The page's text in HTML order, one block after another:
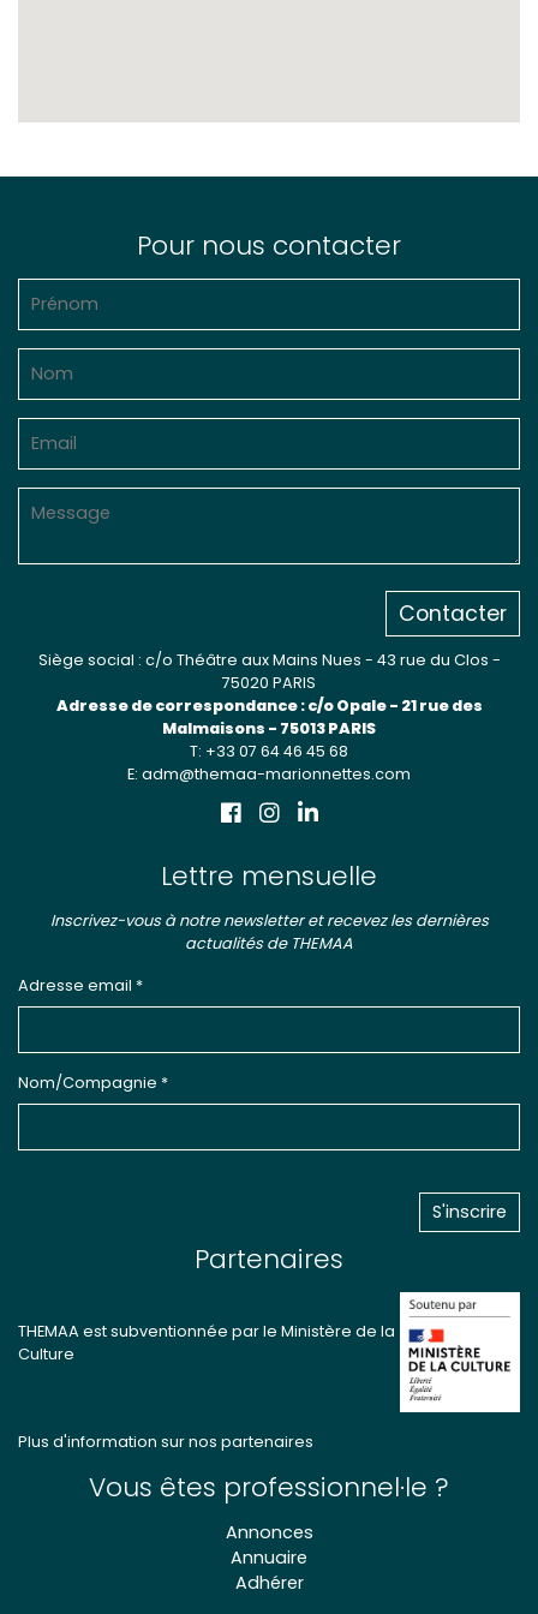
Pour nous contacter
Contacter
Siège social : c/o Théâtre aux Mains Nues - 43 rue du Clos -
75020 PARIS
Adresse de correspondance : c/o Opale - 21 rue des
Malmaisons - 75013 PARIS
T: +33 07 64 46 45 68
E: adm@themaa-marionnettes.com
Lettre mensuelle
Inscrivez-vous à notre newsletter et recevez les dernières
actualités de THEMAA
Adresse email *
Nom/Compagnie *
Partenaires
THEMAA est subventionnée par le Ministère de la
Culture
Plus d'information sur nos partenaires
Vous êtes professionnel·le ?
Annonces
Annuaire
Adhérer